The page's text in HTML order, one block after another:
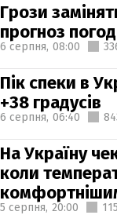
Грози
прогноз
6 серпня, 08:00
Пік спеки в
+38 градусів
6 серпня, 06:40
На Україну
коли
5 серпня, 20:00